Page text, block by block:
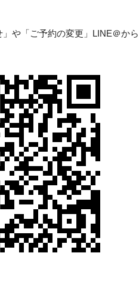
や「ご予約の変更」 LINE＠か